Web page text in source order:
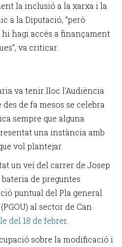
la inclusió a la xarxa i la
a la Diputació, “però
hagi accés a finançament
va criticar.
va tenir lloc l’Audiència
de fa mesos se celebra
sempre que alguna
una instància amb
vol plantejar.
un veí del carrer de Josep
de preguntes
puntual del Pla general
al sector de Can
del 18 de febrer.
sobre la modificació i